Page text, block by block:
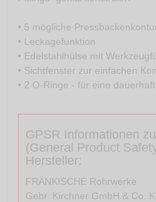
• 5 mögliche
• Leckagefunktion
• Edelstahlhülse mit
• Sichtfenster zur einfachen
• 2 O-Ringe - für eine
GPSR Informationen
(General Product
Hersteller:
FRÄNKISCHE Rohrwerke
Gebr. Kirchner GmbH & Co.